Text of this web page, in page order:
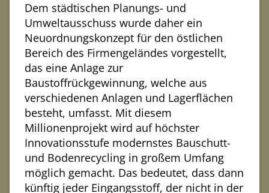
Dem städtischen Planungs- und
Umweltausschuss wurde daher ein
Neuordnungskonzept für den östlichen
Bereich des Firmengeländes vorgestellt,
das eine Anlage zur
Baustoffrückgewinnung, welche aus
verschiedenen Anlagen und Lagerflächen
besteht, umfasst. Mit diesem
Millionenprojekt wird auf höchster
Innovationsstufe modernstes Bauschutt-
und Bodenrecycling in großem Umfang
möglich gemacht. Das bedeutet, dass dann
künftig jeder Eingangsstoff, der nicht in der